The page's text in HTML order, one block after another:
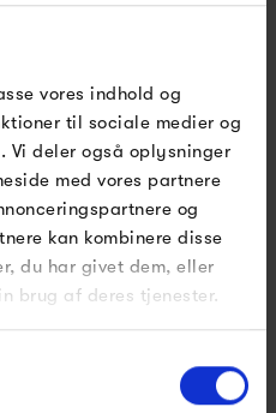
vores indhold og
til sociale medier og
deler også oplysninger
med vores partnere
og
kan kombinere disse
du har givet dem, eller
brug af deres tjenester.
der kan spores i alt hvad
virksomheden at
lamper.
mere